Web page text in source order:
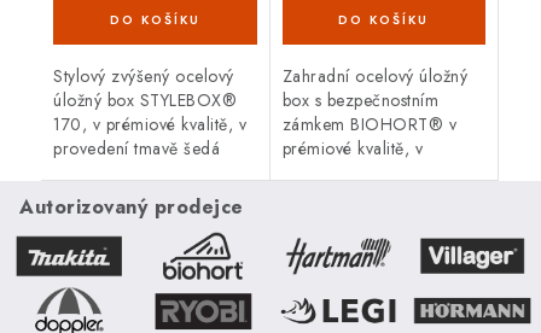
Stylový zvýšený ocelový
úložný box STYLEBOX®
170, v prémiové kvalitě, v
provedení tmavě šedá
horním víkem. Vnější
rozměry 170 x 70 cm.
Atraktivní...
Zahradní ocelový úložný
box s bezpečnostním
zámkem BIOHORT® v
prémiové kvalitě, v
rozměry š 101 x d 46
cm....
Autorizovaný prodejce